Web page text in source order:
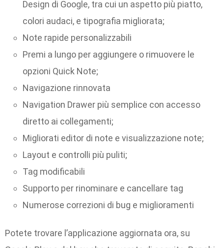
Design di Google, tra cui un aspetto più piatto,
colori audaci, e tipografia migliorata;
Note rapide personalizzabili
Premi a lungo per aggiungere o rimuovere le
opzioni Quick Note;
Navigazione rinnovata
Navigation Drawer più semplice con accesso
diretto ai collegamenti;
Migliorati editor di note e visualizzazione note;
Layout e controlli più puliti;
Tag modificabili
Supporto per rinominare e cancellare tag
Numerose correzioni di bug e miglioramenti
Potete trovare l’applicazione aggiornata ora, su